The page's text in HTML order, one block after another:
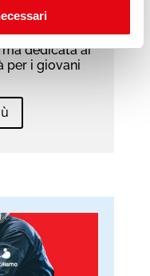
dedicata ai
per i giovani